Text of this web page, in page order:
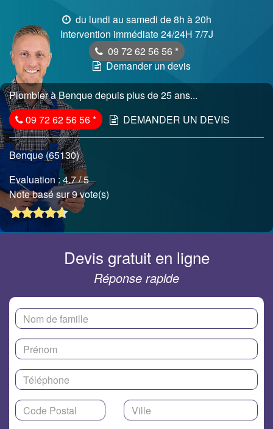
du lundi au samedi de 8h à 20h
Intervention immédiate 24/24H 7/7J
09 72 62 56 56 *
Demander un devis
Plombier à Benque depuis plus de 25 ans...
09 72 62 56 56* DEMANDER UN DEVIS
Benque (65130)
Evaluation :4.7/ 5
Note basé sur 9 vote(s)
Devis gratuit en ligne
Réponse rapide